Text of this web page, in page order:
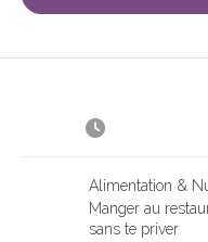
Alimentation &
Manger au
sans te priver